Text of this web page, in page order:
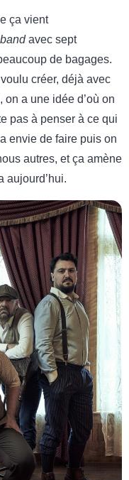
ça vient
bandavec sept
de bagages.
créer, déjà avec
a une idée d’où on
pas à penser à ce qui
envie de faire puis on
autres, et ça amène
aujourd’hui.